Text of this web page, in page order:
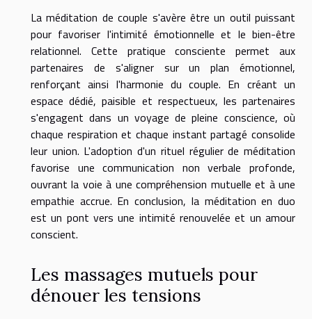
La méditation de couple s'avère être un outil puissant
pour favoriser l'intimité émotionnelle et le bien-être
relationnel. Cette pratique consciente permet aux
partenaires de s'aligner sur un plan émotionnel,
renforçant ainsi l'harmonie du couple. En créant un
espace dédié, paisible et respectueux, les partenaires
s'engagent dans un voyage de pleine conscience, où
chaque respiration et chaque instant partagé consolide
leur union. L'adoption d'un rituel régulier de méditation
favorise une communication non verbale profonde,
ouvrant la voie à une compréhension mutuelle et à une
empathie accrue. En conclusion, la méditation en duo
est un pont vers une intimité renouvelée et un amour
conscient.
Les massages mutuels pour
dénouer les tensions